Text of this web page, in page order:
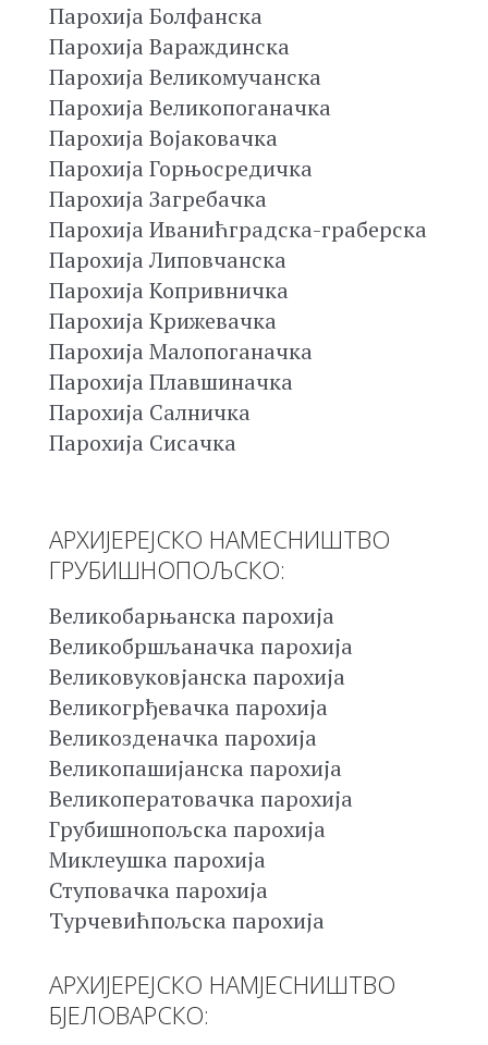
Парохија Болфанска
Парохија Вараждинска
Парохија Великомучанска
Парохија Великопоганачка
Парохија Војаковачка
Парохија Горњосредичка
Парохија Загребачка
Парохија Иванићградска-граберска
Парохија Липовчанска
Парохија Копривничка
Парохија Крижевачка
Парохија Малопоганачка
Парохија Плавшиначка
Парохија Салничка
Парохија Сисачка
АРХИЈЕРЕЈСКО НАМЕСНИШТВО
ГРУБИШНОПОЉСКО:
Великобарњанска парохија
Великобршљаначка парохија
Великовуковјанска парохија
Великогрђевачка парохија
Великозденачка парохија
Великопашијанска парохија
Великоператовачка парохија
Грубишнопољска парохија
Миклеушка парохија
Ступовачка парохија
Турчевићпољска парохија
АРХИЈЕРЕЈСКО НАМЈЕСНИШТВО
БЈЕЛОВАРСКО: